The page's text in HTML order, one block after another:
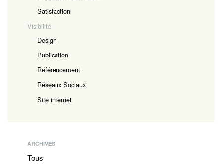
Satisfaction
Visibilité
Design
Publication
Référencement
Réseaux Sociaux
Site internet
ARCHIVES
Tous